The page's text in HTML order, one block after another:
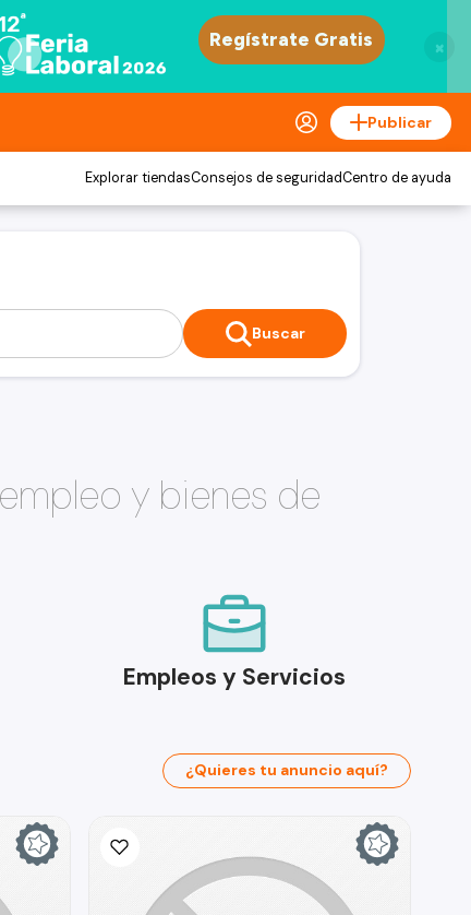
×
Publicar
Explorar tiendasConsejos de seguridadCentro de ayuda
Buscar
y bienes de
Empleos y Servicios
¿Quieres tu anuncio aquí?